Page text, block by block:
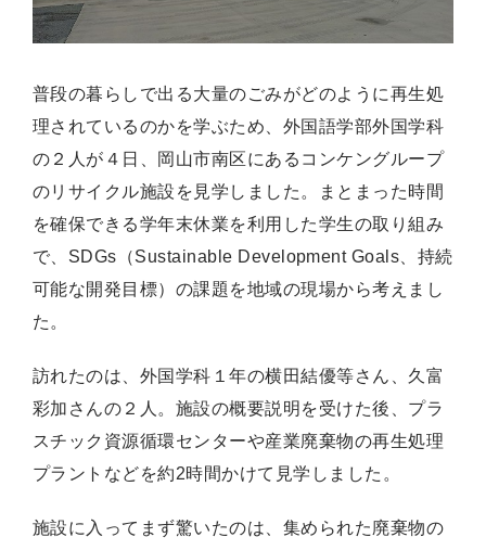
普段の暮らしで出る大量のごみがどのように再生処
理されているのかを学ぶため、外国語学部外国学科
の２人が４日、岡山市南区にあるコンケングループ
のリサイクル施設を見学しました。まとまった時間
を確保できる学年末休業を利用した学生の取り組み
で、SDGs（Sustainable Development Goals、持続
可能な開発目標）の課題を地域の現場から考えまし
た。
訪れたのは、外国学科１年の横田結優等さん、久富
彩加さんの２人。施設の概要説明を受けた後、プラ
スチック資源循環センターや産業廃棄物の再生処理
プラントなどを約2時間かけて見学しました。
施設に入ってまず驚いたのは、集められた廃棄物の